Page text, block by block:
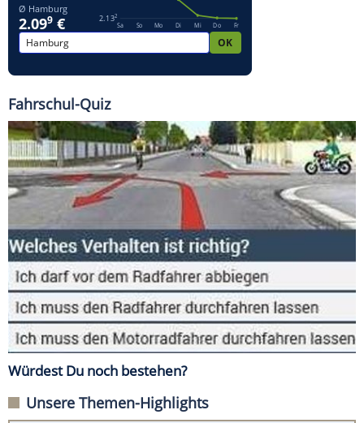
Fahrschul-Quiz
Würdest Du noch bestehen?
Unsere Themen-Highlights